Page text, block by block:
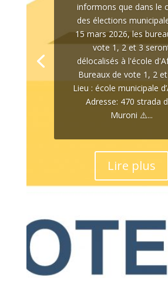
informons que dans le
des élections
15 mars 2026, les
vote 1, 2 et 3
délocalisés à l'école
Bureaux de vote 1, 2
Lieu : école municipale
Adresse: 470 strada
Muroni ⚠️...
Lire plus